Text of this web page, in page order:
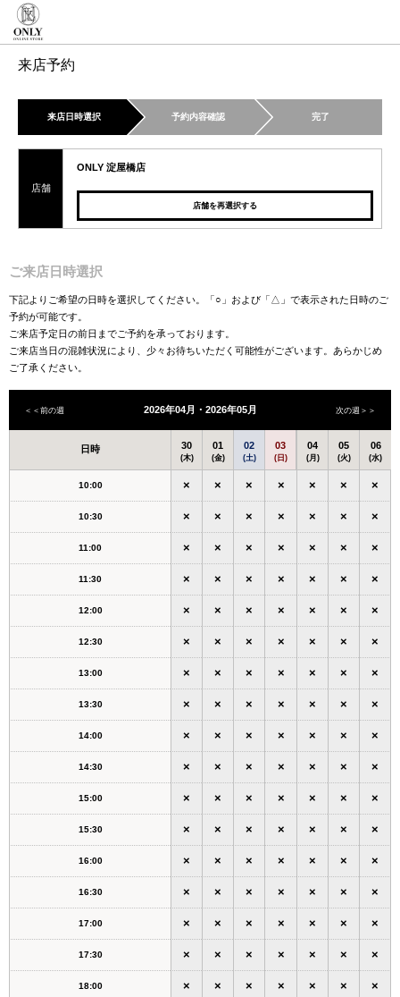
来店予約
来店日時選択 予約内容確認 完了
店舗
ONLY 淀屋橋店
店舗を再選択する
ご来店日時選択
下記よりご希望の日時を選択してください。「○」および「△」で表示された日時のご
予約が可能です。
ご来店予定日の前日までご予約を承っております。
ご来店当日の混雑状況により、少々お待ちいただく可能性がございます。あらかじめ
ご了承ください。
＜＜前の週 2026年04月・2026年05月 次の週＞＞
日時 30
(木)
01
(金)
02
(土)
03
(日)
04
(月)
05
(火)
06
(水)
10:00 × × × × × × ×
10:30 × × × × × × ×
11:00 × × × × × × ×
11:30 × × × × × × ×
12:00 × × × × × × ×
12:30 × × × × × × ×
13:00 × × × × × × ×
13:30 × × × × × × ×
14:00 × × × × × × ×
14:30 × × × × × × ×
15:00 × × × × × × ×
15:30 × × × × × × ×
16:00 × × × × × × ×
16:30 × × × × × × ×
17:00 × × × × × × ×
17:30 × × × × × × ×
18:00 × × × × × × ×